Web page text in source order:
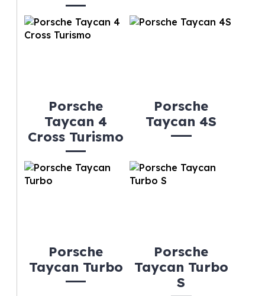
Porsche
Taycan 4
Cross Turismo
Porsche
Taycan 4S
Porsche
Taycan Turbo
Porsche
Taycan Turbo
S